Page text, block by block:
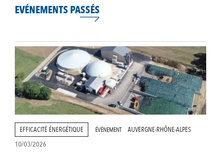
EVÉNEMENTS PASSÉS
EFFICACITÉ ÉNERGÉTIQUE ÉVÉNEMENT
AUVERGNE-RHÔNE-ALPES
10/03/2026